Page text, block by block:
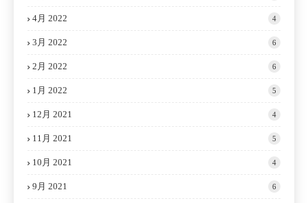
4月 2022 4
3月 2022 6
2月 2022 6
1月 2022 5
12月 2021 4
11月 2021 5
10月 2021 4
9月 2021 6